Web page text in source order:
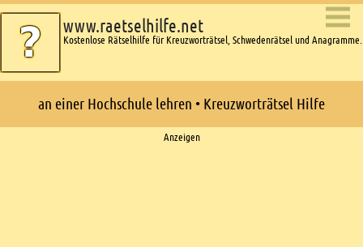
www.raetselhilfe.net
Kostenlose Rätselhilfe für Kreuzworträtsel, Schwedenrätsel und Anagramme.
an einer Hochschule lehren • Kreuzworträtsel Hilfe
Anzeigen